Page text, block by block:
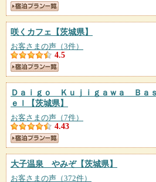
咲くカフェ 【茨城県】
お客さまの声（3件）
4.5
Ｄａｉｇｏ Ｋｕｊｉｇａｗａ Ｂａ
ｅｌ
【茨城県】
お客さまの声（7件）
4.43
大子温泉 やみぞ【茨城県】
お客さまの声（372件）